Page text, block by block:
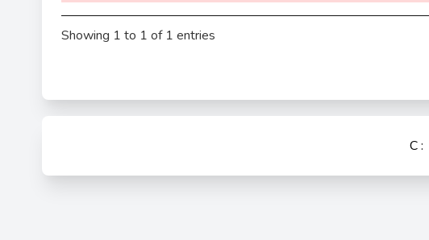
Showing 1 to 1 of 1 entries
C :